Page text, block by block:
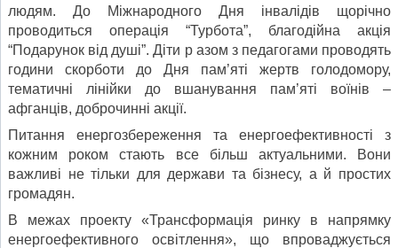
людям. До Міжнародного Дня інвалідів щорічно
проводиться операція “Турбота”, благодійна акція
“Подарунок від душі”. Діти р азом з педагогами проводять
години скорботи до Дня пам’яті жертв голодомору,
тематичні лінійки до вшанування пам’яті воїнів –
афганців, доброчинні акції.
Питання енергозбереження та енергоефективності з
кожним роком стають все більш актуальними. Вони
важливі не тільки для держави та бізнесу, а й простих
громадян.
В межах проекту «Трансформація ринку в напрямку
енергоефективного освітлення», що впроваджується